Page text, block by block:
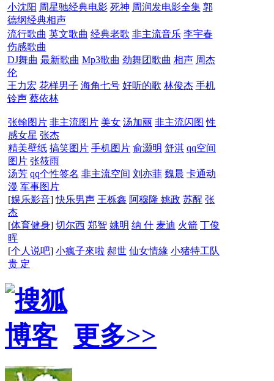
小沈阳 周星驰经典电影 死神 周润发电影全集 郭
德纲经典相声
流行歌曲 英文歌曲 经典老歌 非主流音乐 李宇春
伤感歌曲
DJ舞曲 最新歌曲 Mp3歌曲 劲舞团歌曲 相声 周杰
伦
王力宏 花样男子 海角七号 好听的歌 林俊杰 手机
铃声 蔡依林
张翰图片 非主流图片 美女 汤加丽 非主流闪图 性
感女星 张杰
精美壁纸 搞笑图片 手机图片 俞灏明 舒淇 qq空间
图片 张筱雨
汤芳 qq个性签名 非主流空间 刘亦菲 魏晨 卡通动
漫 军事图片
[娱乐影音]快乐男声 王栎鑫 阿穆隆 姚政 苏醒 张
杰
[体育健身] 切尔西 郑智 姚明 纳 什 麦迪 火箭 丁俊
晖
[个人说吧] 小瘋子來啦 郝世 仙女情緣 小猪特工队
贵 定
更多>>